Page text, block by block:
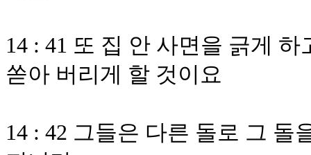
14 : 41 또 집 안 사면을 긁게
쏟아 버리게 할 것이요
14 : 42 그들은 다른 돌로 그 돌